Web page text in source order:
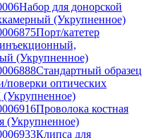
Набор для донорской
(Укрупненное)
Порт/катетер
(Укрупненное)
Стандартный образец
поверки оптических
Проволока костная
(Укрупненное)
Клипса для